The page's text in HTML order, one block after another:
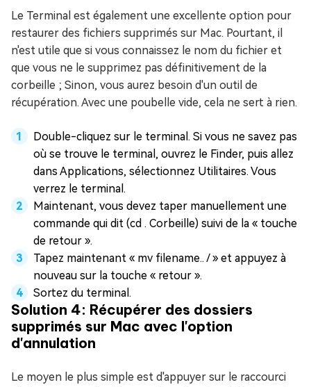
Le Terminal est également une excellente option pour
restaurer des fichiers supprimés sur Mac. Pourtant, il
n'est utile que si vous connaissez le nom du fichier et
que vous ne le supprimez pas définitivement de la
corbeille ; Sinon, vous aurez besoin d'un outil de
récupération. Avec une poubelle vide, cela ne sert à rien.
Double-cliquez sur le terminal. Si vous ne savez pas
où se trouve le terminal, ouvrez le Finder, puis allez
dans Applications, sélectionnez Utilitaires. Vous
verrez le terminal.
Maintenant, vous devez taper manuellement une
commande qui dit (cd . Corbeille) suivi de la « touche
de retour ».
Tapez maintenant « mv filename.. / » et appuyez à
nouveau sur la touche « retour ».
Sortez du terminal.
Solution 4: Récupérer des dossiers
supprimés sur Mac avec l'option
d'annulation
Le moyen le plus simple est d'appuyer sur le raccourci